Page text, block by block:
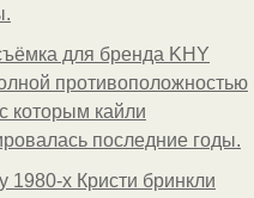
для бренда KHY
противоположностью
которым кайли
последние годы.
1980-х Кристи бринкли